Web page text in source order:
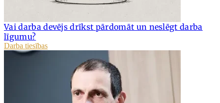
Vai darba devējs drīkst pārdomāt un neslēgt darba
līgumu?
Darba tiesības